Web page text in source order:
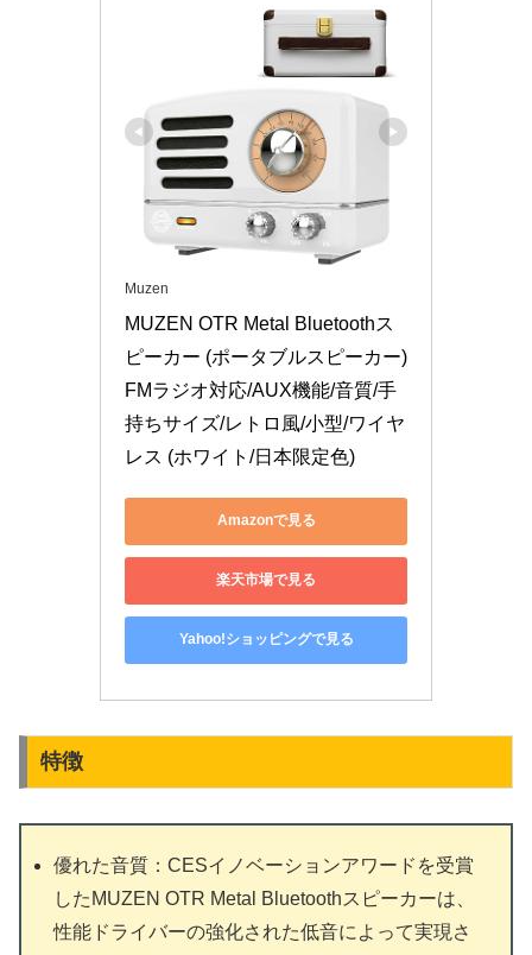
Muzen
MUZEN OTR Metal Bluetoothス
ピーカー (ポータブルスピーカー)
FMラジオ対応/AUX機能/音質/手
持ちサイズ/レトロ風/小型/ワイヤ
レス (ホワイト/日本限定色)
Amazonで見る
楽天市場で見る
Yahoo!ショッピングで見る
特徴
優れた音質：CESイノベーションアワードを受賞
したMUZEN OTR Metal Bluetoothスピーカーは、
性能ドライバーの強化された低音によって実現さ